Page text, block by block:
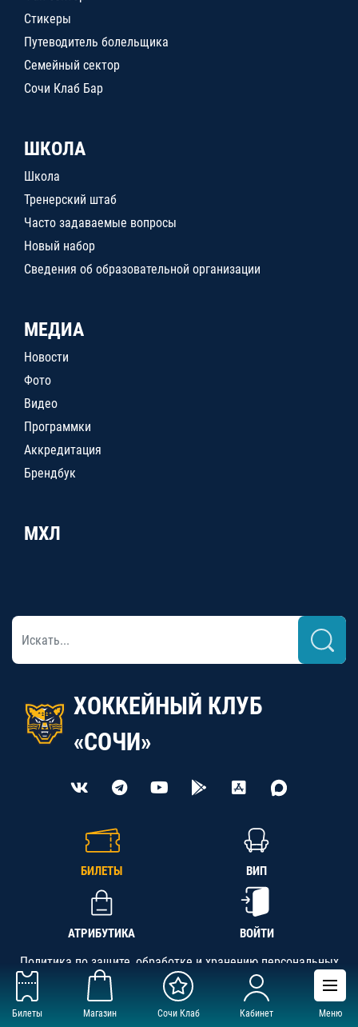
Билеты Магазин Сочи Клаб Кабинет Меню
Стикеры
Путеводитель болельщика
Семейный сектор
Сочи Клаб Бар
ШКОЛА
Школа
Тренерский штаб
Часто задаваемые вопросы
Новый набор
Сведения об образовательной организации
МЕДИА
Новости
Фото
Видео
Программки
Аккредитация
Брендбук
МХЛ
ХОККЕЙНЫЙ КЛУБ
«СОЧИ»
БИЛЕТЫ ВИП
АТРИБУТИКА ВОЙТИ
Политика по защите, обработке и хранению персональных
данных
АНО «СК «Кубань-Регион», ОГРН 1142300002349,